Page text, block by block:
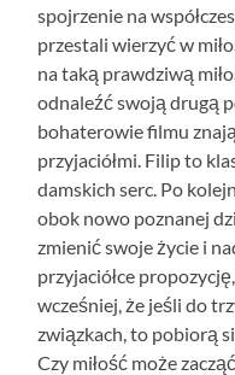
spojrzenie na
przestali wierzyć w
na taką prawdziwą
odnaleźć swoją drugą
bohaterowie filmu
przyjaciółmi. Filip to
damskich serc. Po
obok nowo poznanej
zmienić swoje życie i
przyjaciółce
wcześniej, że jeśli do
związkach, to pobiorą
Czy miłość może